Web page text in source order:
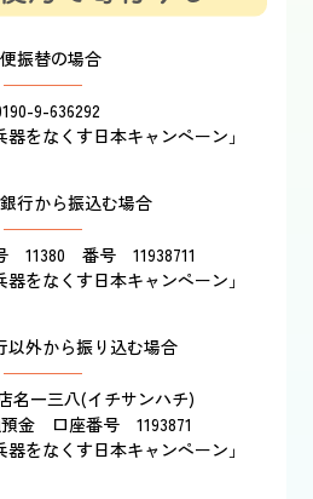
振替の場合
9-636292
をなくす日本キャンペーン」
行から振込む場合
11380 番号 11938711
をなくす日本キャンペーン」
以外から振り込む場合
名一三八(イチサンハチ)
金 口座番号 1193871
をなくす日本キャンペーン」